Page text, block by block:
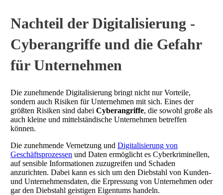
Nachteil der Digitalisierung -
Cyberangriffe und die Gefahr
für Unternehmen
Die zunehmende Digitalisierung bringt nicht nur Vorteile,
sondern auch Risiken für Unternehmen mit sich. Eines der
größten Risiken sind dabei Cyberangriffe, die sowohl große als
auch kleine und mittelständische Unternehmen betreffen
können.
Die zunehmende Vernetzung und Digitalisierung von
Geschäftsprozessen und Daten ermöglicht es Cyberkriminellen,
auf sensible Informationen zuzugreifen und Schaden
anzurichten. Dabei kann es sich um den Diebstahl von Kunden-
und Unternehmensdaten, die Erpressung von Unternehmen oder
gar den Diebstahl geistigen Eigentums handeln.